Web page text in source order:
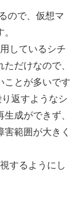
ので、仮想マ
しているシチ
だけなので、
ことが多いです
返すようなシ
成ができず、
範囲が大きく
するようにし